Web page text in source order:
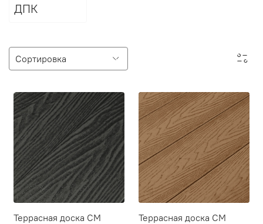
ДПК
Террасная доска CM
Террасная доска CM